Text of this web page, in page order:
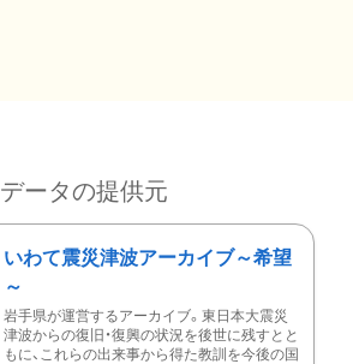
データの提供元
いわて震災津波アーカイブ～希望
～
岩手県が運営するアーカイブ。東日本大震災
津波からの復旧・復興の状況を後世に残すとと
もに、これらの出来事から得た教訓を今後の国